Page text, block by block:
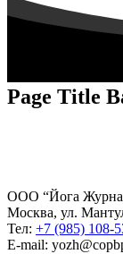
Page Title
ООО “Йога
Москва, ул.
Тел: +7 (985) 108-
E-mail: